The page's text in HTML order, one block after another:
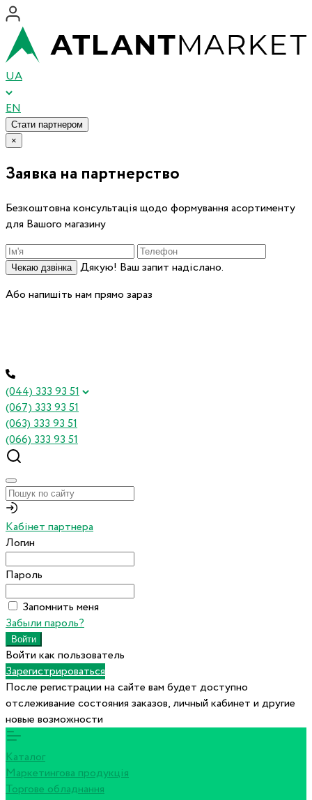
UA
EN
Стати партнером
×
Заявка на партнерство
Безкоштовна консультація щодо формування асортименту
для Вашого магазину
Чекаю дзвінка
Дякую! Ваш запит надіслано.
Або напишіть нам прямо зараз
(044) 333 93 51
(067) 333 93 51
(063) 333 93 51
(066) 333 93 51
Кабінет партнера
Логин
Пароль
Запомнить меня
Забыли пароль?
Войти как пользователь
Зарегистрироваться
После регистрации на сайте вам будет доступно
отслеживание состояния заказов, личный кабинет и другие
новые возможности
Каталог
Маркетингова продукція
Торгове обладнання